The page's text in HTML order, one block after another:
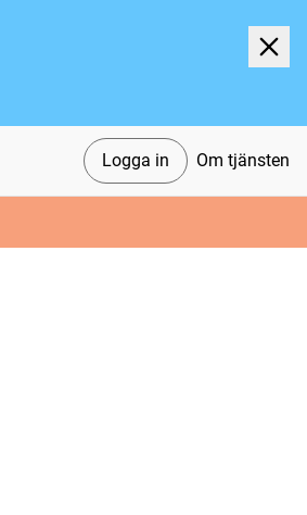
Logga in Om tjänsten